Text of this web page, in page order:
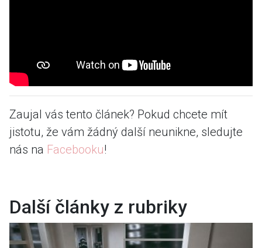
Zaujal vás tento článek? Pokud chcete mít
jistotu, že vám žádný další neunikne, sledujte
nás na Facebooku!
Další články z rubriky